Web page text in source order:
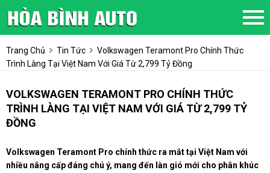
Trang Chủ Tin Tức
Volkswagen Teramont Pro Chính Thức
Trình Làng Tại Việt Nam Với Giá Từ 2,799 Tỷ Đồng
VOLKSWAGEN TERAMONT PRO CHÍNH THỨC
TRÌNH LÀNG TẠI VIỆT NAM VỚI GIÁ TỪ 2,799 TỶ
ĐỒNG
Volkswagen Teramont Pro chính thức ra mắt tại Việt Nam với
nhiều nâng cấp đáng chú ý, mang đến làn gió mới cho phân khúc